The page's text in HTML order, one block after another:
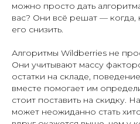
можно просто дать
вас? Они всё решат — когда,
его снизить.
Алгоритмы Wildberries не
Они учитывают массу
остатки на складе,
вместе помогает им
стоит поставить на скидку.
может неожиданно стать